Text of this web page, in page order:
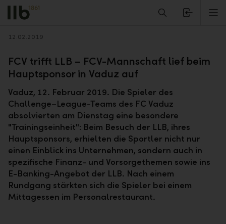
Alerts.Headline
Zurück
12.02.2019
FCV trifft LLB – FCV-Mannschaft lief beim
Hauptsponsor in Vaduz auf
Vaduz, 12. Februar 2019. Die Spieler des
Challenge–League-Teams des FC Vaduz
absolvierten am Dienstag eine besondere
"Trainingseinheit": Beim Besuch der LLB, ihres
Hauptsponsors, erhielten die Sportler nicht nur
einen Einblick ins Unternehmen, sondern auch in
spezifische Finanz- und Vorsorgethemen sowie ins
E-Banking-Angebot der LLB. Nach einem
Rundgang stärkten sich die Spieler bei einem
Mittagessen im Personalrestaurant.